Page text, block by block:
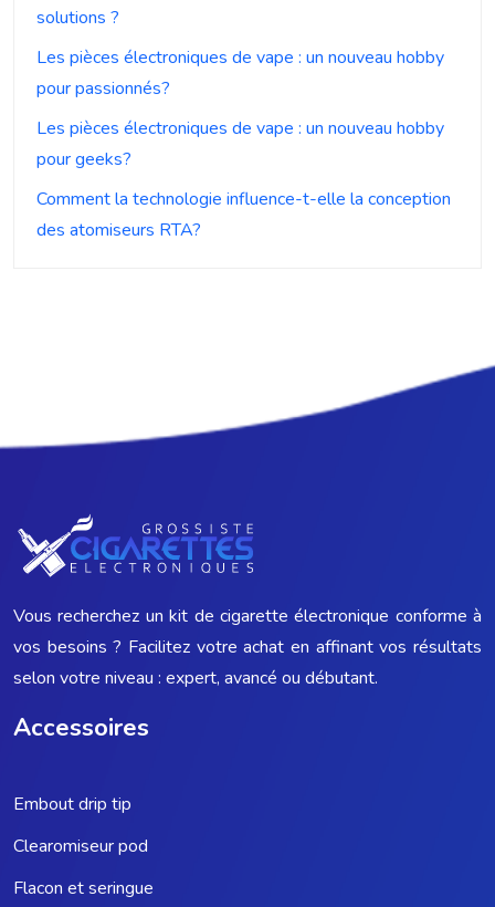
solutions ?
Les pièces électroniques de vape : un nouveau hobby
pour passionnés?
Les pièces électroniques de vape : un nouveau hobby
pour geeks?
Comment la technologie influence-t-elle la conception
des atomiseurs RTA?
Vous recherchez un kit de cigarette électronique conforme à
vos besoins ? Facilitez votre achat en affinant vos résultats
selon votre niveau : expert, avancé ou débutant.
Accessoires
Embout drip tip
Clearomiseur pod
Flacon et seringue